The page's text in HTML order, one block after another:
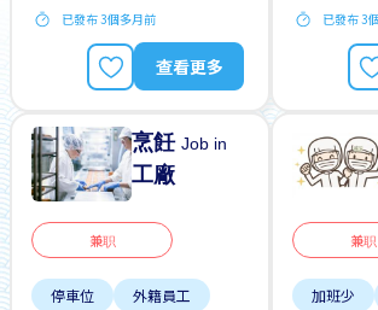
已發布 3個多月前
查看更多
已發布 3
烹飪Job in
工廠
兼职
停車位
外籍員工
兼职
加班少